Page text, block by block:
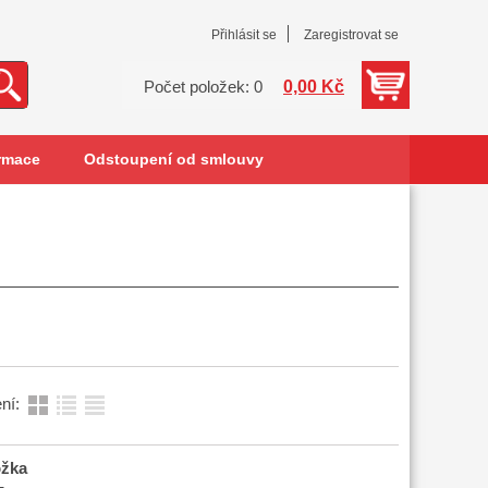
Přihlásit se Zaregistrovat se
Počet položek: 0 0,00 Kč
Odstoupení od smlouvy